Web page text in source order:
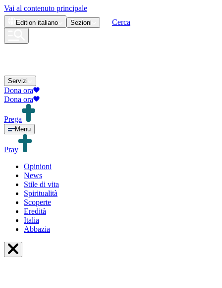
Vai al contenuto principale
Edition italiano Sezioni Cerca
Servizi
Dona ora
Dona ora
Prega
Menu
Pray
Opinioni
News
Stile di vita
Spiritualità
Scoperte
Eredità
Italia
Abbazia